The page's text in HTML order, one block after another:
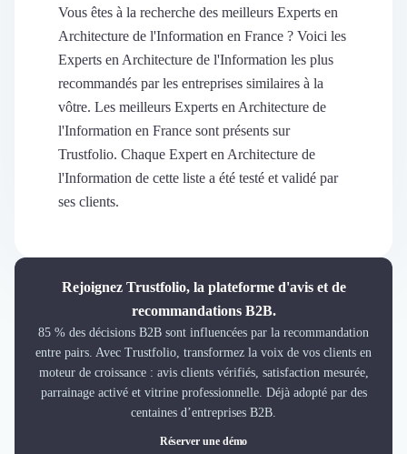
Demander une démo
Connexion
Cabinet de Recrutement
Marque Employeur
Conseil en Management et Organisation
Gestion paie
Qualité de Vie au Travail (QVT)
Portage Salarial
Responsabilité Sociétale des Entreprises (RSE)
Vous êtes à la recherche des meilleurs Experts en
Architecture de l'Information en France ? Voici les
Experts en Architecture de l'Information les plus
recommandés par les entreprises similaires à la
vôtre. Les meilleurs Experts en Architecture de
l'Information en France sont présents sur
Trustfolio. Chaque Expert en Architecture de
l'Information de cette liste a été testé et validé par
ses clients.
Rejoignez Trustfolio, la plateforme d'avis et de
recommandations B2B.
85 % des décisions B2B sont influencées par la recommandation
entre pairs. Avec Trustfolio, transformez la voix de vos clients en
moteur de croissance : avis clients vérifiés, satisfaction mesurée,
parrainage activé et vitrine professionnelle. Déjà adopté par des
centaines d’entreprises B2B.
Réserver une démo